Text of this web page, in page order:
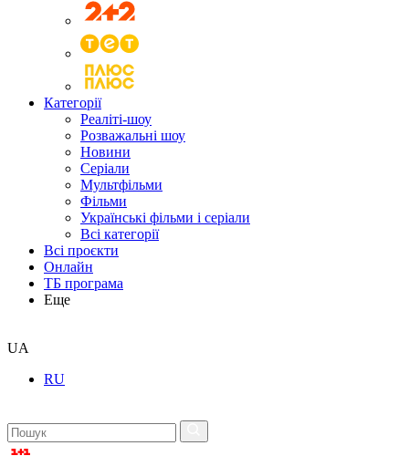
Категорії
Реаліті-шоу
Розважальні шоу
Новини
Серіали
Мультфільми
Фільми
Українські фільми і серіали
Всі категорії
Всі проєкти
Онлайн
ТБ програма
Еще
UA
RU